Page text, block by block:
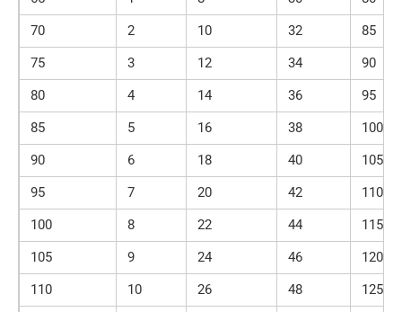
70
2 10 32
85
75
3 12 34
90
80
4 14 36
95
85
5 16 38
100
90
6 18 40
105
95
7 20 42
110
100
8 22 44
115
105
9 24 46
120
110
10 26 48
125